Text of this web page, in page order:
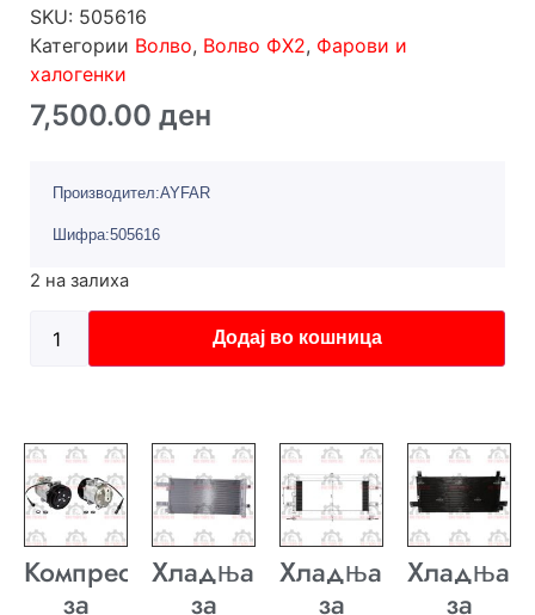
SKU: 505616
Категории Волво, Волво ФХ2, Фарови и
халогенки
7,500.00 ден
Производител:AYFAR
Шифра:505616
2 на залиха
Додај во кошница
Компресор
за
Хладњак
за
Хладњак
за
Хладњак
за